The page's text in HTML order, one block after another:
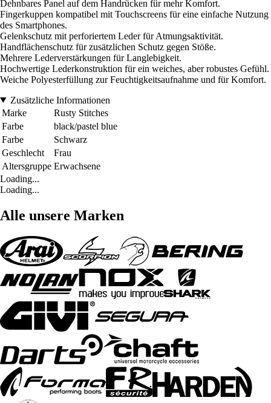
Dehnbares Panel auf dem Handrücken für mehr Komfort.
Fingerkuppen kompatibel mit Touchscreens für eine einfache Nutzung
des Smartphones.
Gelenkschutz mit perforiertem Leder für Atmungsaktivität.
Handflächenschutz für zusätzlichen Schutz gegen Stöße.
Mehrere Lederverstärkungen für Langlebigkeit.
Hochwertige Lederkonstruktion für ein weiches, aber robustes Gefühl.
Weiche Polyesterfüllung zur Feuchtigkeitsaufnahme und für Komfort.
Zusätzliche Informationen
Marke
Rusty Stitches
Farbe
black/pastel blue
Farbe
Schwarz
Geschlecht
Frau
Altersgruppe Erwachsene
Loading...
Loading...
Alle unsere Marken